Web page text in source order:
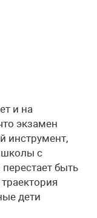
и на
экзамен
инструмент,
школы с
быть
дети